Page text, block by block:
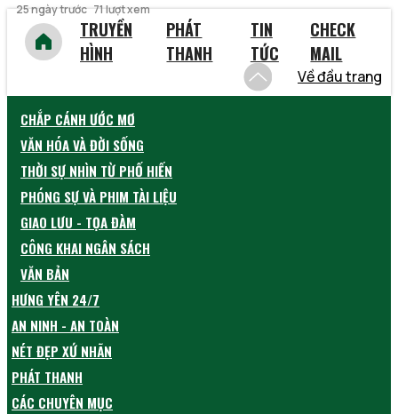
25 ngày trước 71 lượt xem
TRUYỀN
HÌNH
PHÁT
THANH
TIN
TỨC
CHECK
MAIL
Về đầu trang
CHẮP CÁNH ƯỚC MƠ
VĂN HÓA VÀ ĐỜI SỐNG
THỜI SỰ NHÌN TỪ PHỐ HIẾN
PHÓNG SỰ VÀ PHIM TÀI LIỆU
GIAO LƯU - TỌA ĐÀM
CÔNG KHAI NGÂN SÁCH
VĂN BẢN
HƯNG YÊN 24/7
AN NINH - AN TOÀN
NÉT ĐẸP XỨ NHÃN
PHÁT THANH
CÁC CHUYÊN MỤC